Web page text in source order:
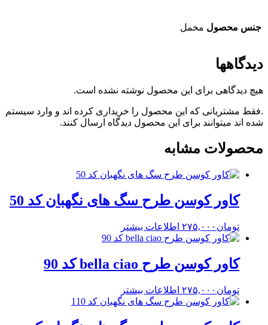
جنس محصول مخمل
دیدگاهها
هیچ دیدگاهی برای این محصول نوشته نشده است.
.فقط مشتریانی که این محصول را خریداری کرده اند و وارد سیستم
شده اند میتوانند برای این محصول دیدگاه ارسال کنند.
محصولات مشابه
کاور کوسن طرح سگ های نگهبان کد 50
تومان ۲۷۵,۰۰۰ اطلاعات بیشتر
کاور کوسن طرح bella ciao کد 90
تومان ۲۷۵,۰۰۰ اطلاعات بیشتر